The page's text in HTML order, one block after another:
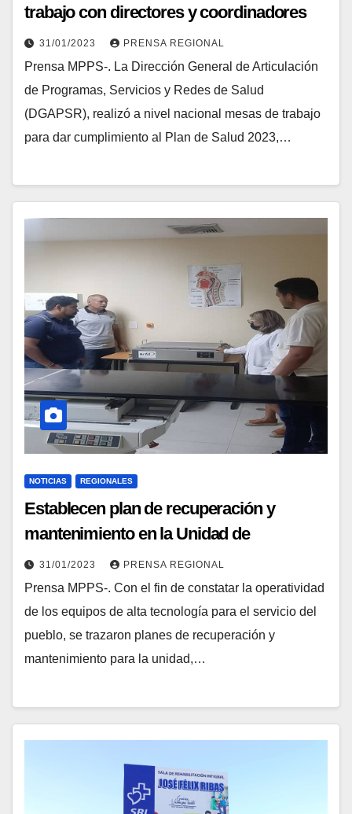
trabajo con directores y coordinadores
del SPNS
31/01/2023 PRENSA REGIONAL
Prensa MPPS-. La Dirección General de Articulación
de Programas, Servicios y Redes de Salud
(DGAPSR), realizó a nivel nacional mesas de trabajo
para dar cumplimiento al Plan de Salud 2023,…
NOTICIAS REGIONALES
Establecen plan de recuperación y
mantenimiento en la Unidad de
Radioterapia ¨Dr Ramón Millán¨ edo.
Guárico
31/01/2023 PRENSA REGIONAL
Prensa MPPS-. Con el fin de constatar la operatividad
de los equipos de alta tecnología para el servicio del
pueblo, se trazaron planes de recuperación y
mantenimiento para la unidad,…